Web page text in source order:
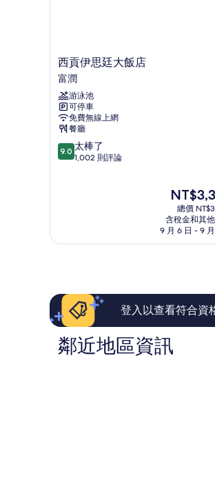
西
貢
伊
思
廷
大
飯
店
富
西貢伊思廷大飯店
富潤
游泳池
可停車
免費無線上網
餐廳
9.0
分，
了，
論
9.0 太棒了
1,002 則評論
現
在
價
格
為
總價
含稅金和其
9 月 6 日 - 9
登入以查看符合資
鄰近地區資訊